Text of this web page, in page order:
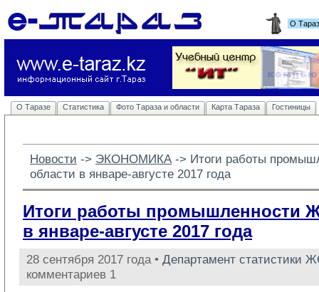
О
О Таразе Статистика Фото Тараза и области Карта Тараза Гостиницы
Новости -> ЭКОНОМИКА -> Итоги работы
области в январе-августе 2017 года
Итоги работы промышленности
в январе-августе 2017 года
28 сентября 2017 года • Департамент статистики
комментариев 1